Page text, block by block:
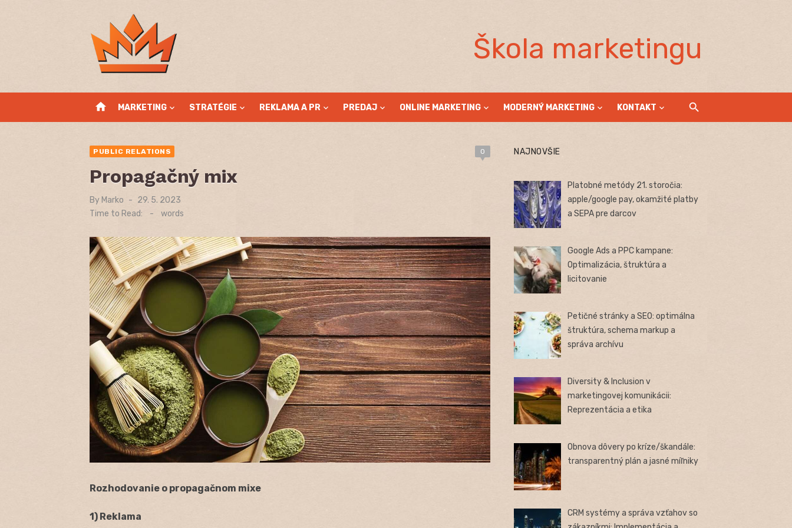
Škola marketingu
home MARKETING STRATÉGIE REKLAMA A PR PREDAJ ONLINE MARKETING MODERNÝ MARKETING KONTAKT
PUBLIC RELATIONS 0
Propagačný mix
By Marko
Posted
on
29. 5. 2023
Time to Read:
- words
Rozhodovanie o propagačnom mixe
1) Reklama
NAJNOVŠIE
Platobné metódy 21. storočia:
apple/google pay, okamžité platby
a SEPA pre darcov
Google Ads a PPC kampane:
Optimalizácia, štruktúra a
licitovanie
Petičné stránky a SEO: optimálna
štruktúra, schema markup a
správa archívu
Diversity & Inclusion v
marketingovej komunikácii:
Reprezentácia a etika
Obnova dôvery po kríze/škandále:
transparentný plán a jasné míľniky
CRM systémy a správa vzťahov so